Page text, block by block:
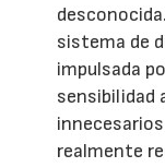
sistema de
impulsada
sensibilidad
realmente